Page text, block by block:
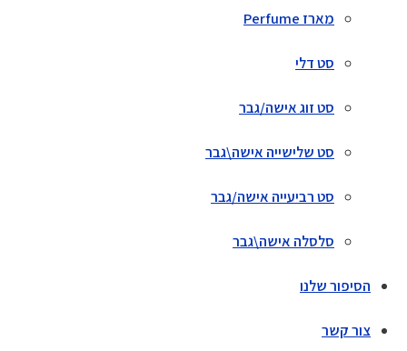
מארז Perfume
סט דלי
סט זוג אישה/גבר
סט שלישייה אישה\גבר
סט רביעייה אישה/גבר
סלסלה אישה\גבר
הסיפור שלנו
צור קשר